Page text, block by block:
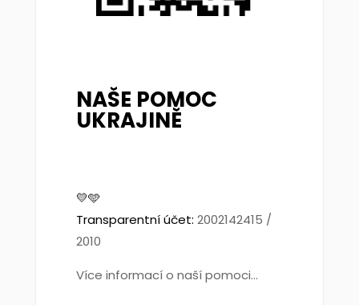
NAŠE POMOC
UKRAJINĚ
💛🩵
Transparentní účet: 2002142415 /
2010
Více informací o naší pomoci...